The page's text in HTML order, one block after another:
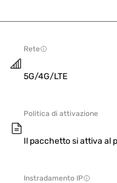
Rete
5G/4G/LTE
Politica di attivazione
Il pacchetto si attiva al
Instradamento IP